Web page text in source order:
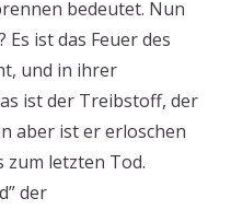
bedeutet. Nun
ist das Feuer des
und in ihrer
ist der Treibstoff, der
aber ist er erloschen
zum letzten Tod.
der